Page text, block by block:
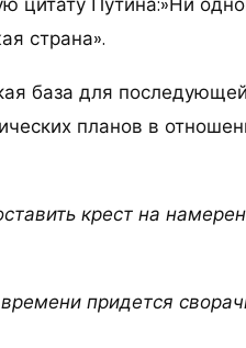
страна».
база для последующей
планов в
крест на
придется